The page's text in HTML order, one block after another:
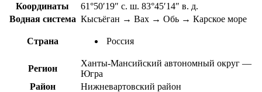
Координаты
61°50′19″ с. ш. 83°45′14″ в. д.
Водная система Кысъёган → Вах → Обь → Карское море
Страна Россия
Регион
Ханты-Мансийский автономный округ —
Югра
Район
Нижневартовский район